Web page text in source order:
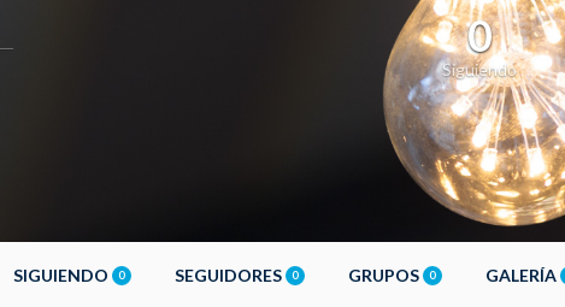
0
Siguiendo
SIGUIENDO 0 SEGUIDORES 0 GRUPOS 0 GALERÍA